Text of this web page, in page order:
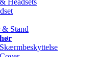
Headsets
Stand